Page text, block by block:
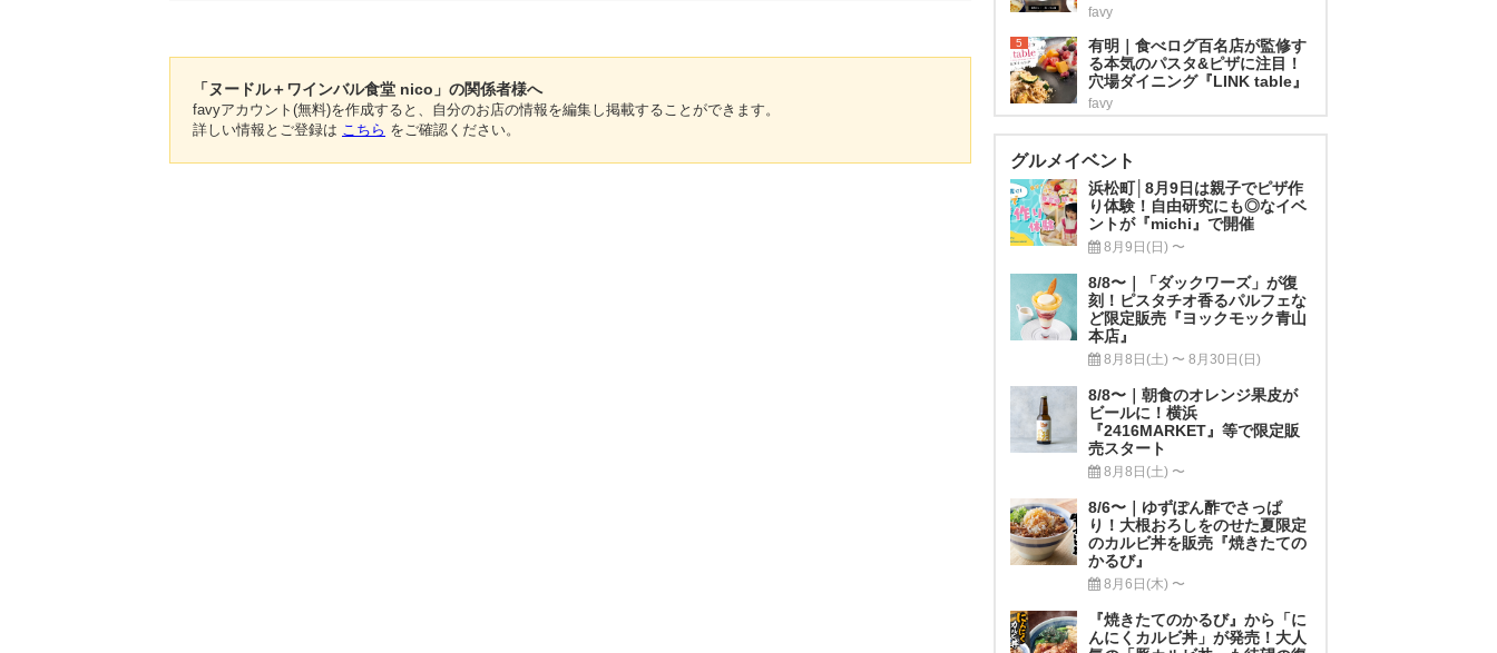
「ヌードル＋ワインバル食堂 nico」の関係者様へ
favyアカウント(無料)を作成すると、自分のお店の情報を編集し掲載することができます。
詳しい情報とご登録は こちら をご確認ください。
favy
5
有明｜食べログ百名店が監修す
る本気のパスタ&ピザに注目！
穴場ダイニング『LINK table』
favy
グルメイベント
浜松町│8月9日は親子でピザ作
り体験！自由研究にも◎なイベ
ントが『michi』で開催
8月9日(日) 〜
8/8〜｜「ダックワーズ」が復
刻！ピスタチオ香るパルフェな
ど限定販売『ヨックモック青山
本店』
8月8日(土) 〜 8月30日(日)
8/8〜｜朝食のオレンジ果皮が
ビールに！横浜
『2416MARKET』等で限定販
売スタート
8月8日(土) 〜
8/6〜｜ゆずぽん酢でさっぱ
り！大根おろしをのせた夏限定
のカルビ丼を販売『焼きたての
かるび』
8月6日(木) 〜
『焼きたてのかるび』から「に
んにくカルビ丼」が発売！大人